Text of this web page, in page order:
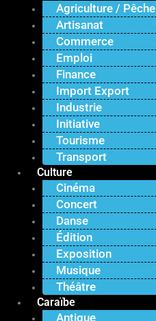
Agriculture / Pêche
Artisanat
Commerce
Emploi
Finance
Import Export
Industrie
Initiative
Tourisme
Transport
Culture
Cinéma
Concert
Danse
Édition
Exposition
Musique
Théâtre
Caraïbe
Antigue